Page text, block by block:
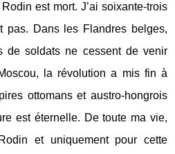
est mort. J’ai soixante-trois
pas. Dans les Flandres belges,
de soldats ne cessent de venir
la révolution a mis fin à
ottomans et austro-hongrois
est éternelle. De toute ma vie,
et uniquement pour cette